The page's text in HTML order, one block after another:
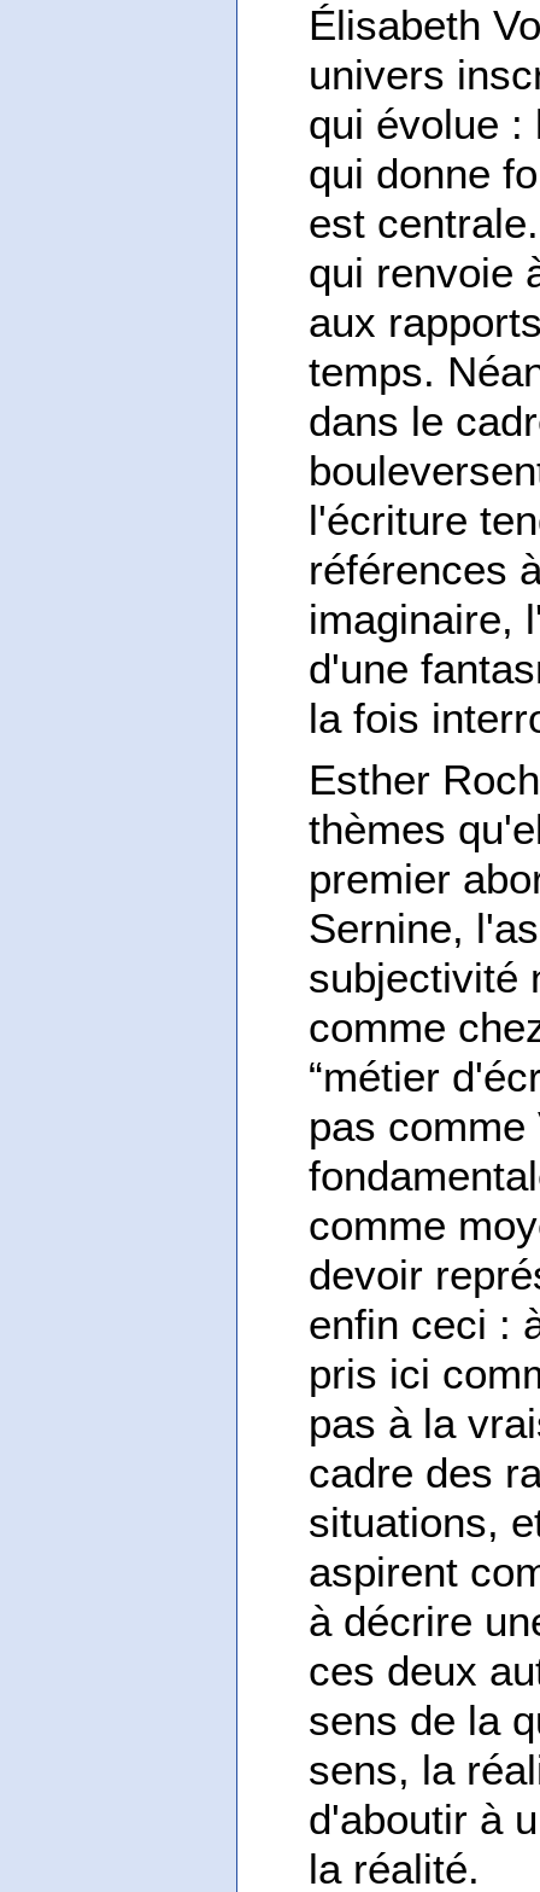
Élisabeth
univers
qui évolue :
qui donne
est
qui renvoie
aux
temps.
dans le
l'écriture
références
imaginaire,
d'une
la fois
Esther
thèmes
premier
Sernine,
subjectivité
comme
“métier
pas comme
comme
devoir
enfin ceci :
pris ici
pas à la
cadre des
situations,
aspirent
à décrire
ces deux
sens de la
sens, la
d'aboutir à
la réalité.